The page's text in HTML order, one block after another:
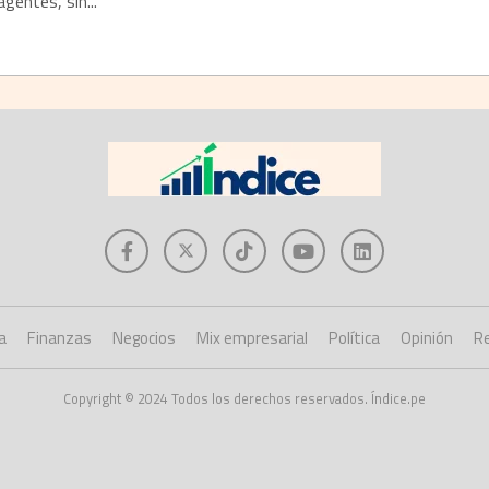
Finanzas Negocios Mix empresarial Política Opinión
Copyright © 2024 Todos los derechos reservados. Índice.pe